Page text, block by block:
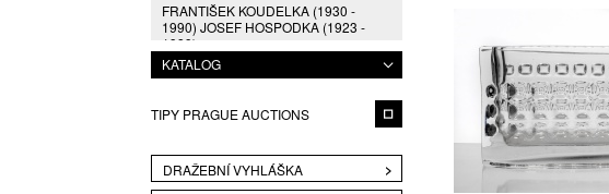
FRANTIŠEK KOUDELKA (1930 -
1990) JOSEF HOSPODKA (1923 -
1989),
GABRHEL JAN
HACKLOVÁ ELIŠKA
HANDL MILAN
HLAVA PAVEL
KATALOG
TIPY PRAGUE AUCTIONS
DRAŽEBNÍ VYHLÁŠKA